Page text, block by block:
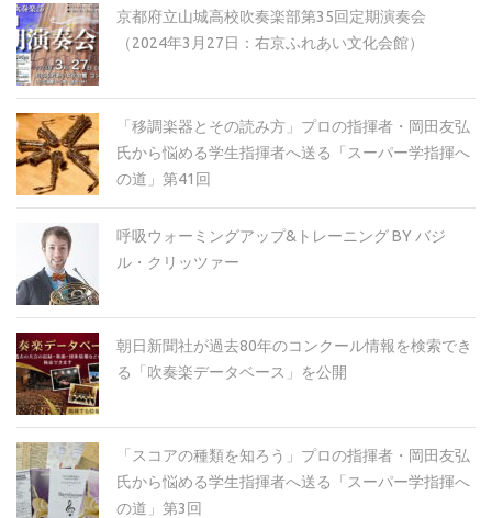
京都府立山城高校吹奏楽部第35回定期演奏会
（2024年3月27日：右京ふれあい文化会館）
「移調楽器とその読み方」プロの指揮者・岡田友弘
氏から悩める学生指揮者へ送る「スーパー学指揮へ
の道」第41回
呼吸ウォーミングアップ&トレーニング BY バジ
ル・クリッツァー
朝日新聞社が過去80年のコンクール情報を検索でき
る「吹奏楽データベース」を公開
「スコアの種類を知ろう」プロの指揮者・岡田友弘
氏から悩める学生指揮者へ送る「スーパー学指揮へ
の道」第3回